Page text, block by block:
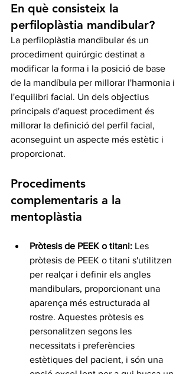
En què consisteix la
perfiloplàstia mandibular?
La perfiloplàstia mandibular és un
procediment quirúrgic destinat a
modificar la forma i la posició de base
de la mandíbula per millorar l'harmonia i
l'equilibri facial. Un dels objectius
principals d'aquest procediment és
millorar la definició del perfil facial,
aconseguint un aspecte més estètic i
proporcionat.
Procediments
complementaris a la
mentoplàstia
Pròtesis de PEEK o titani: Les
pròtesis de PEEK o titani s'utilitzen
per realçar i definir els angles
mandibulars, proporcionant una
aparença més estructurada al
rostre. Aquestes pròtesis es
personalitzen segons les
necessitats i preferències
estètiques del pacient, i són una